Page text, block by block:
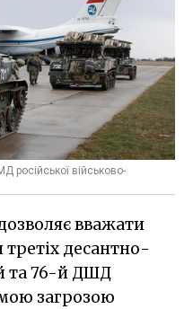
російської військово-
вважати
десантно-
та 76-й ДШД
загрозою